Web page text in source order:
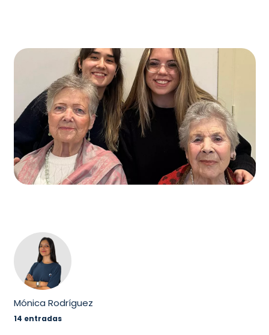
Mónica Rodríguez
14 entradas